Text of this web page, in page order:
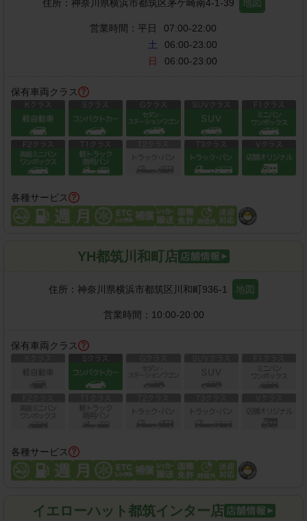
住所： 神奈川県横浜市都筑区茅ケ崎南4-1-39 地図
営業時間： 平日
07:00-22:00
土
06:00-23:00
日
06:00-23:00
保有車両クラス
各種サービス
YH都筑川和町店
住所： 神奈川県横浜市都筑区川和町936-1 地図
営業時間： 10:00-20:00
保有車両クラス
各種サービス
イエローハット都筑インター店